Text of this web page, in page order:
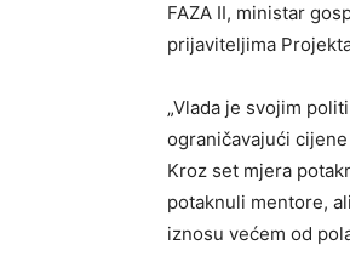
FAZA II, ministar
prijaviteljima
„Vlada je svojim
ograničavajući
Kroz set mjera
potaknuli mentore,
iznosu većem od